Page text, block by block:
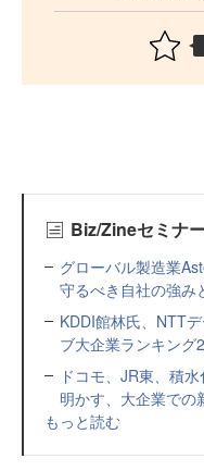
Biz/Zineセミナ
グローバル製造業
守るべき自社の強み
KDDI館林氏、NTT
ブ大企業ランキング
ドコモ、JR東、積
明かす、大企業での
もっと読む